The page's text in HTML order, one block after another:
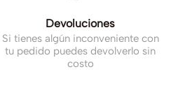
Devoluciones
Si tienes algún inconveniente con
tu pedido puedes devolverlo sin
costo